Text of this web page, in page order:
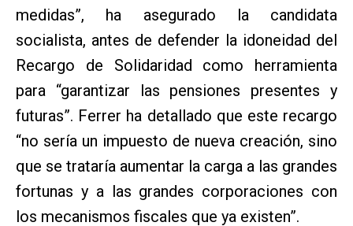
medidas”, ha asegurado la candidata
socialista, antes de defender la idoneidad del
Recargo de Solidaridad como herramienta
para “garantizar las pensiones presentes y
futuras”. Ferrer ha detallado que este recargo
“no sería un impuesto de nueva creación, sino
que se trataría aumentar la carga a las grandes
fortunas y a las grandes corporaciones con
los mecanismos fiscales que ya existen”.